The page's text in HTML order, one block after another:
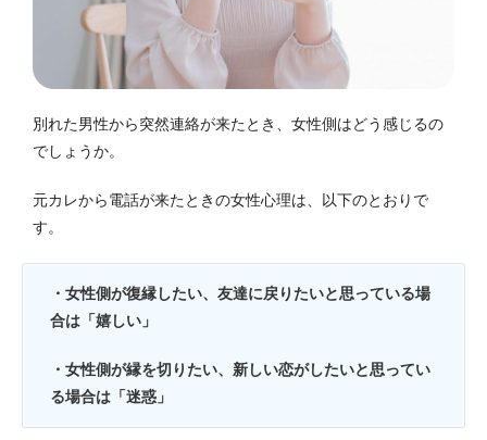
別れた男性から突然連絡が来たとき、女性側はどう感じるの
でしょうか。
元カレから電話が来たときの女性心理は、以下のとおりで
す。
・女性側が復縁したい、友達に戻りたいと思っている場
合は「嬉しい」
・女性側が縁を切りたい、新しい恋がしたいと思ってい
る場合は「迷惑」